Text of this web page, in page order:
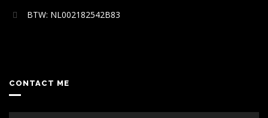
BTW: NL002182542B83
CONTACT ME